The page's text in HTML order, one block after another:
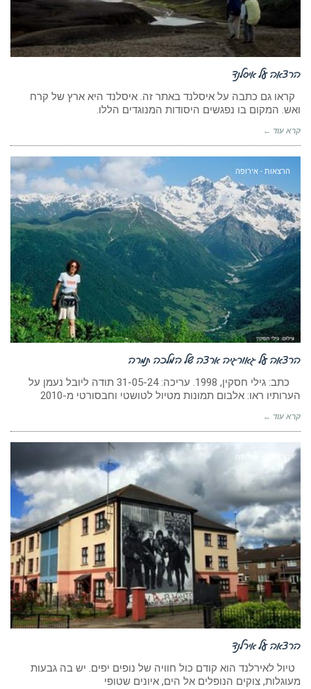
הרצאה על איסלנד
קראו גם כתבה על איסלנד באתר זה. איסלנד היא ארץ של קרח
ואש. המקום בו נפגשים היסודות המנוגדים הללו.
קרא עוד ←
הרצאות - אירופה
הרצאה על גאורגיה ארצה של המלכה תמרה
כתב: גילי חסקין, 1998. עריכה: 31-05-24 תודה ליובל נעמן על
הערותיו ראו: אלבום תמונות מטיול לטושטי וחבסורטי מ-2010
קרא עוד ←
הרצאות - אירופה
הרצאה על אירלנד
טיול לאירלנד הוא קודם כול חוויה של נופים יפים. יש בה גבעות
מעוגלות, צוקים הנופלים אל הים, איונים שטופי